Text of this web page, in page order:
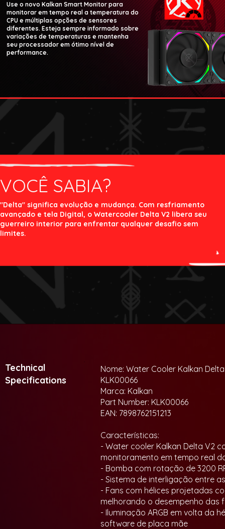
Use o novo Kalkan Smart Monitor para
monitorar em tempo real a temperatura do
CPU e múltiplas opções de sensores
diferentes. Esteja sempre informado sobre
variações de temperaturas e mantenha
seu processador em ótimo nível de
performance.
VOCÊ SABIA?
"Delta" significa evolução e mudança. Com resfriamento
avançado e tela Digital, o Watercooler Delta V2 libera seu
guerreiro interior para enfrentar qualquer desafio sem
limites.
Technical
Specifications
Nome: Water Cooler Kalkan
KLK00066
Marca: Kalkan
Part Number: KLK00066
EAN: 7898762151213
Características:
- Water cooler Kalkan Delta V2
monitoramento em tempo real
- Bomba com rotação de 3200
- Sistema de interligação entre
- Fans com hélices projetadas
melhorando o desempenho das
- Iluminação ARGB em volta da
software de placa mãe